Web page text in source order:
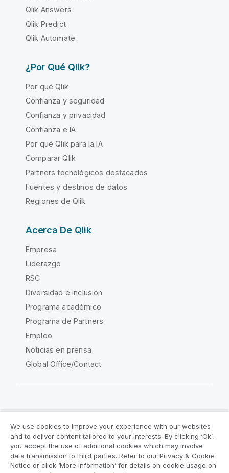
Qlik Answers
Qlik Predict
Qlik Automate
¿Por Qué Qlik?
Por qué Qlik
Confianza y seguridad
Confianza y privacidad
Confianza e IA
Por qué Qlik para la IA
Comparar Qlik
Partners tecnológicos destacados
Fuentes y destinos de datos
Regiones de Qlik
Acerca De Qlik
Empresa
Liderazgo
RSC
Diversidad e inclusión
Programa académico
Programa de Partners
Empleo
Noticias en prensa
Global Office/Contact
Acuerdos legales
Condiciones del producto
Legal Policies
Política legal
We use cookies to improve your experience with our websites
and to deliver content tailored to your interests. By clicking ‘Ok’,
you accept the use of additional cookies which may involve
data transmission to third parties. Refer to our Privacy & Cookie
Notice or click ‘More Information’ for details on cookie usage on